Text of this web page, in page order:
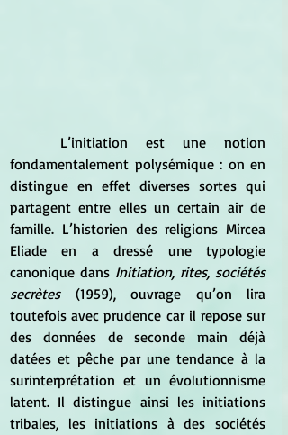
fondamentalement polysémique : on en
distingue en effet diverses sortes qui
partagent entre elles un certain air de
famille. L’historien des religions Mircea
Eliade en a dressé une typologie
canonique dans Initiation, rites, sociétés
secrètes (1959), ouvrage qu’on lira
toutefois avec prudence car il repose sur
des données de seconde main déjà
datées et pêche par une tendance à la
surinterprétation et un évolutionnisme
latent. Il distingue ainsi les initiations
tribales, les initiations à des sociétés